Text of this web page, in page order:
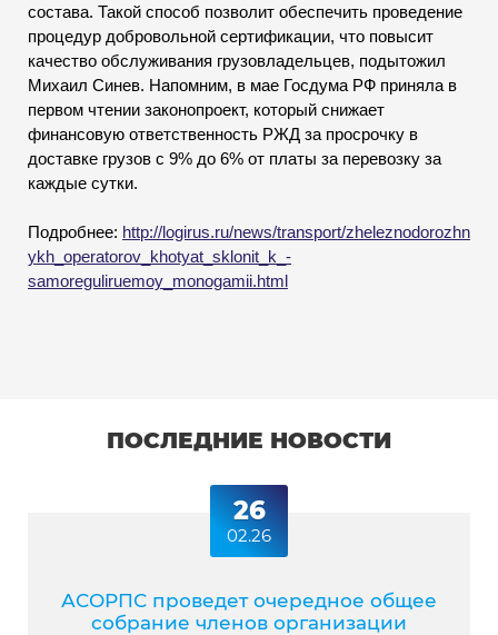
состава. Такой способ позволит обеспечить проведение
процедур добровольной сертификации, что повысит
качество обслуживания грузовладельцев, подытожил
Михаил Синев. Напомним, в мае Госдума РФ приняла в
первом чтении законопроект, который снижает
финансовую ответственность РЖД за просрочку в
доставке грузов с 9% до 6% от платы за перевозку за
каждые сутки.
Подробнее: http://logirus.ru/news/transport/zheleznodorozhn
ykh_operatorov_khotyat_sklonit_k_-
samoreguliruemoy_monogamii.html
ПОСЛЕДНИЕ НОВОСТИ
26
02.26
АСОРПС проведет очередное общее
собрание членов организации